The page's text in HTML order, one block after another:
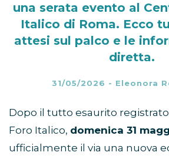
una serata evento al
Italico di Roma. Ecco
attesi sul palco e le
diretta.
31/05/2026 - Eleonora
Dopo il tutto esaurito registrato
Foro Italico, domenica 31
ufficialmente il via una nuova